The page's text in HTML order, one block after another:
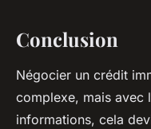
Conclusion
Négocier un crédit
complexe, mais avec
informations, cela